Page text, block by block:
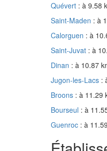
Quévert : à 9.58
Saint-Maden : à
Calorguen : à
Saint-Juvat : à
Dinan : à 10.87
Jugon-les-Lacs :
Broons : à 11.29
Bourseul : à
Guenroc : à